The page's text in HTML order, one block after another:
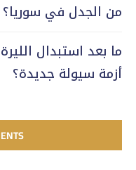
من الجدل في سوريا؟
ما بعد استبدال
أزمة سيولة جديدة؟